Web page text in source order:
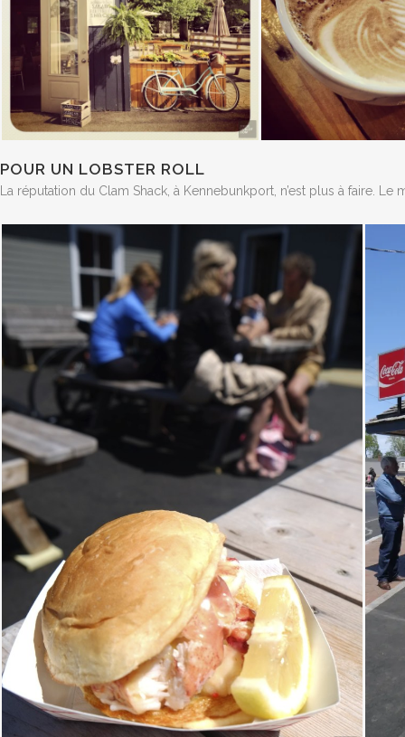
POUR UN LOBSTER ROLL
La réputation du Clam Shack, à Kennebunkport, n’est plus à faire. Le